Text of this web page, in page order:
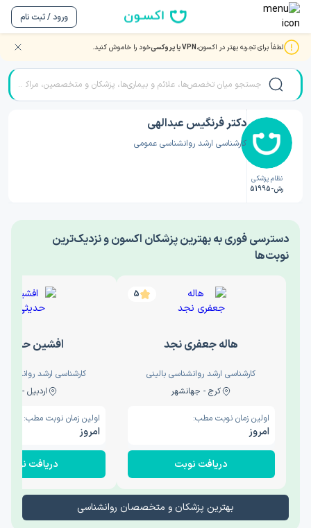
ورود / ثبت نام
لطفاً برای تجربه بهتر در اکسون،VPN یا پروکسی خود را خاموش کنید. صفحه اصلی/دکتر روانشناسی/دکتر فرنگیس عبدالهی
نظام پزشکی
رش-51995
دکتر فرنگیس عبدالهی
کارشناسی ارشد روانشناسی عمومی
‎دسترسی فوری به بهترین پزشکان اکسون و نزدیک‌ترین
نوبت‌ها
5
هاله جعفری نجد
کارشناسی ارشد روانشناسی بالینی
کرج - جهانشهر
اولین زمان نوبت مطب:
امروز
دریافت نوبت
افشین
کارشناسی ارشد
اردبیل - والی
اولین زمان نوبت مطب:
امروز
دریافت نوبت
بهترین پزشکان و متخصصان روانشناسی